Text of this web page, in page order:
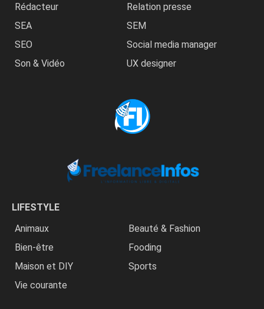
Rédacteur
Relation presse
SEA
SEM
SEO
Social media manager
Son & Vidéo
UX designer
LIFESTYLE
Animaux
Beauté & Fashion
Bien-être
Fooding
Maison et DIY
Sports
Vie courante